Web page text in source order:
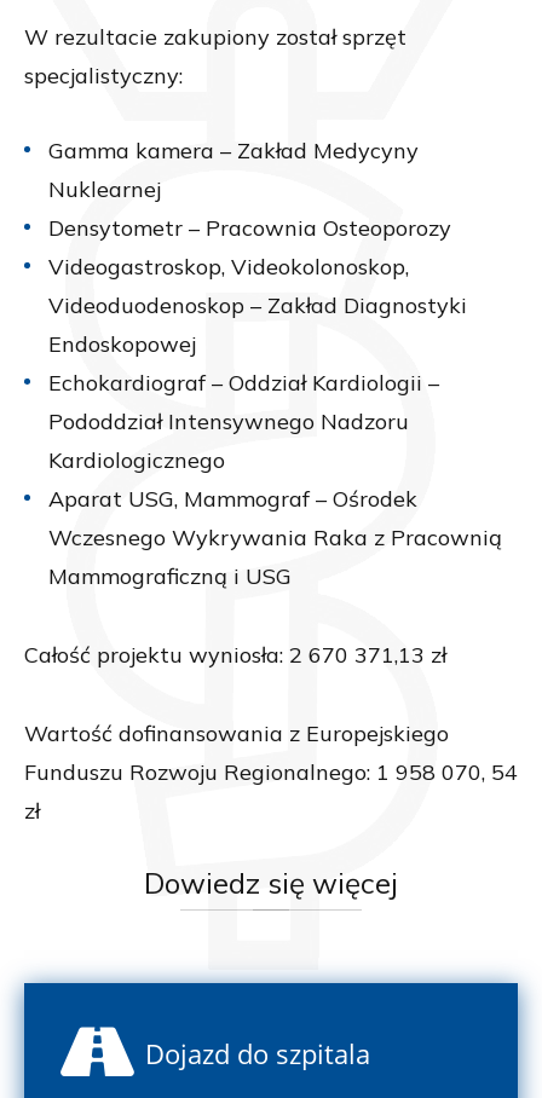
W rezultacie zakupiony został sprzęt
specjalistyczny:
Gamma kamera – Zakład Medycyny
Nuklearnej
Densytometr – Pracownia Osteoporozy
Videogastroskop, Videokolonoskop,
Videoduodenoskop – Zakład Diagnostyki
Endoskopowej
Echokardiograf – Oddział Kardiologii –
Pododdział Intensywnego Nadzoru
Kardiologicznego
Aparat USG, Mammograf – Ośrodek
Wczesnego Wykrywania Raka z Pracownią
Mammograficzną i USG
Całość projektu wyniosła: 2 670 371,13 zł
Wartość dofinansowania z Europejskiego
Funduszu Rozwoju Regionalnego: 1 958 070, 54
zł
Dowiedz się więcej
Dojazd do szpitala